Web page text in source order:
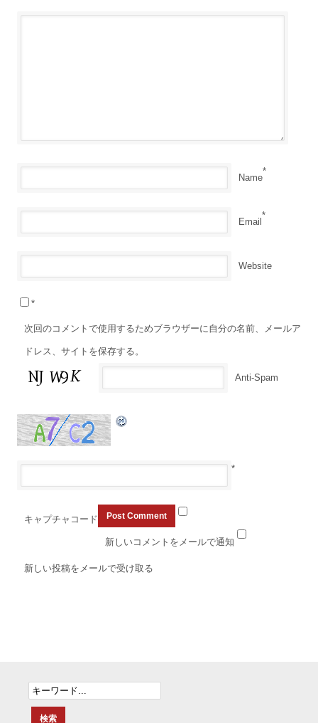
Name
*
Email
*
Website
次回のコメントで使用するためブラウザーに自分の名前、メールア
ドレス、サイトを保存する。
Anti-Spam
*
キャプチャコード
*
新しいコメントをメールで通知
新しい投稿をメールで受け取る